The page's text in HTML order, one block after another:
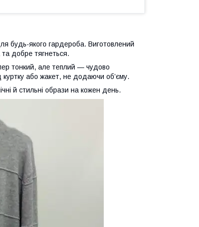
будь-якого гардероба. Виготовлений
та добре тягнеться.
тонкий, але теплий — чудово
куртку або жакет, не додаючи об’єму.
й стильні образи на кожен день.